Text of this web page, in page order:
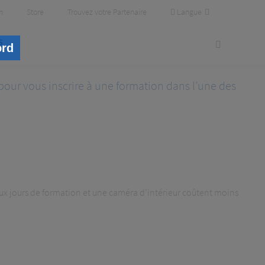
Store Trouvez votre Partenaire Langue
vous inscrire à une formation dans l’une des
jours de formation et une caméra d’intérieur coûtent moins